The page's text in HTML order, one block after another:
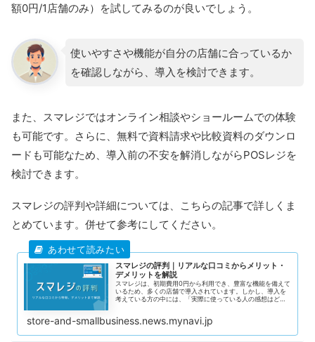
額0円/1店舗のみ）を試してみるのが良いでしょう。
使いやすさや機能が自分の店舗に合っているか
を確認しながら、導入を検討できます。
また、スマレジではオンライン相談やショールームでの体験
も可能です。さらに、無料で資料請求や比較資料のダウンロ
ードも可能なため、導入前の不安を解消しながらPOSレジを
検討できます。
スマレジの評判や詳細については、こちらの記事で詳しくま
とめています。併せて参考にしてください。
スマレジの評判｜リアルな口コミからメリット・
デメリットを解説
スマレジは、初期費用0円から利用でき、豊富な機能を備えて
いるため、多くの店舗で導入されています。しかし、導入を
考えている方の中には、「実際に使っている人の感想はどう
お店の運営やコストに大きな影響を与えるため、慎重に検討
しているユーザーの良い口コミ・悪い口コミをそれぞれ紹介
store-and-smallbusiness.news.mynavi.jp